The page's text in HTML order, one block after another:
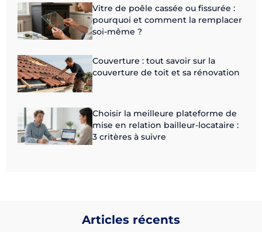
Vitre de poêle cassée ou fissurée :
pourquoi et comment la remplacer
soi-même ?
Couverture : tout savoir sur la
couverture de toit et sa rénovation
Choisir la meilleure plateforme de
mise en relation bailleur-locataire :
3 critères à suivre
Articles récents